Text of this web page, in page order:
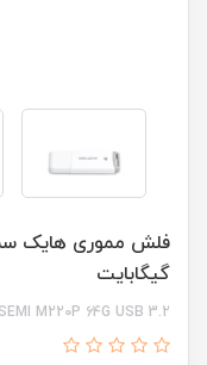
گیگابایت
M220P 64G USB 3.2